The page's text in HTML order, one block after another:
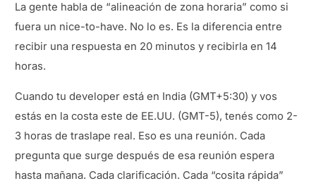
La gente habla de “alineación de zona horaria” como si
fuera un nice-to-have. No lo es. Es la diferencia entre
recibir una respuesta en 20 minutos y recibirla en 14
horas.
Cuando tu developer está en India (GMT+5:30) y vos
estás en la costa este de EE.UU. (GMT-5), tenés como 2-
3 horas de traslape real. Eso es una reunión. Cada
pregunta que surge después de esa reunión espera
hasta mañana. Cada clarificación. Cada “cosita rápida”